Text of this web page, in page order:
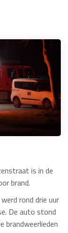
is in de
brand.
rond drie uur
De auto stond
brandweerlieden